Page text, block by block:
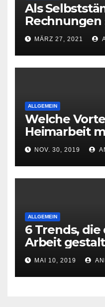
Als
Rechnungen
ist zu
MÄRZ 27, 2021
ALLGEMEIN
Welche
Heimarbeit
NOV. 30, 2019
ALLGEMEIN
6 Trends,
Arbeit
MAI 10, 2019